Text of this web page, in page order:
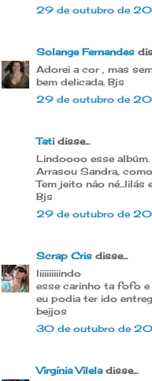
29 de outubro de
Solange Fernandes
Adorei a cor , mas
bem delicada. Bjs
29 de outubro de
Tatidisse...
Lindoooo esse
Arrasou Sandra,
Tem jeito não né...lilás
Bjs
29 de outubro de
Scrap Cris disse...
liiiiiiiiindo
esse carinho ta fofo e
eu podia ter ido
beijos
30 de outubro de
Virgínia Vileladisse...